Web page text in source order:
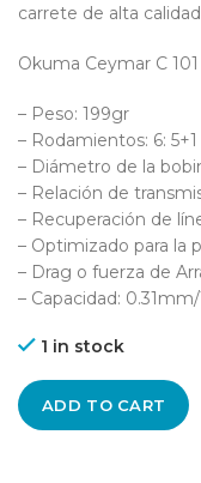
carrete de alta
Okuma Ceymar C
– Peso: 199gr
– Rodamientos: 6: 5+1
– Diámetro de la
– Relación de
– Recuperación de
– Optimizado para la
– Drag o fuerza de
– Capacidad:
1 in stock
ADD TO CART